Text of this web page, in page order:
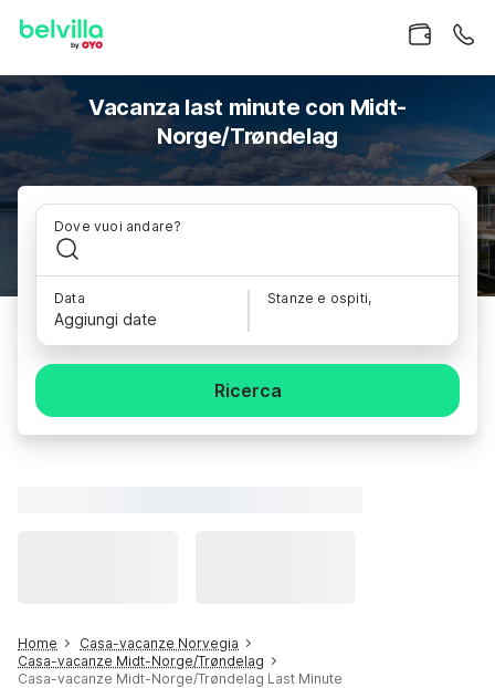
Vacanza last minute con Midt-
Norge/Trøndelag
Dove vuoi andare?
Data
Aggiungi date
Stanze e ospiti,
Ricerca
Home
Casa-vacanze Norvegia
Casa-vacanze Midt-Norge/Trøndelag
Casa-vacanze Midt-Norge/Trøndelag Last Minute